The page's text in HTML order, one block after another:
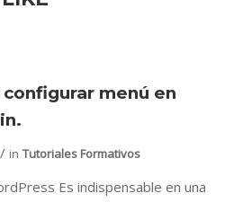
menú en
in Tutoriales Formativos
Es indispensable en una